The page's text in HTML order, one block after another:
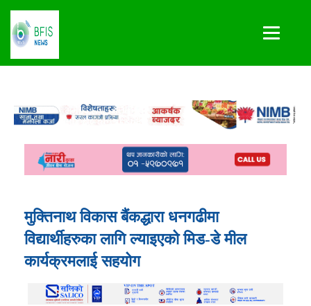
मुक्तिनाथ विकास बैंकद्धारा धनगढीमा
विद्यार्थीहरुका लागि ल्याइएको मिड-डे मील
कार्यक्रमलाई सहयोग